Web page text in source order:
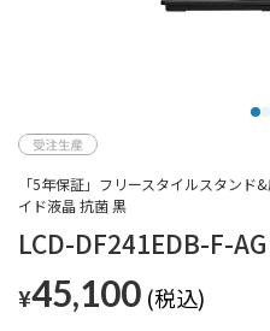
LCD-DF241EDB-F-AG
「5年保証」フリースタイルスタンド
イド液晶 抗菌 黒
¥45,100